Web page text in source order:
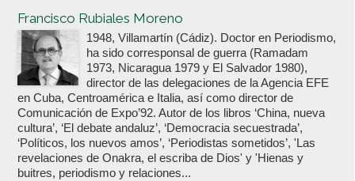
Francisco Rubiales Moreno
1948, Villamartín (Cádiz). Doctor en Periodismo,
ha sido corresponsal de guerra (Ramadam
1973, Nicaragua 1979 y El Salvador 1980),
director de las delegaciones de la Agencia EFE
en Cuba, Centroamérica e Italia, así como director de
Comunicación de Expo’92. Autor de los libros ‘China, nueva
cultura’, ‘El debate andaluz’, ‘Democracia secuestrada’,
‘Políticos, los nuevos amos’, ‘Periodistas sometidos’, 'Las
revelaciones de Onakra, el escriba de Dios' y 'Hienas y
buitres, periodismo y relaciones...